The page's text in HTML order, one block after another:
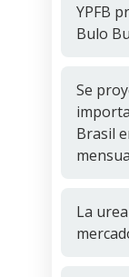
YPFB
Bulo
Se
Brasil
La